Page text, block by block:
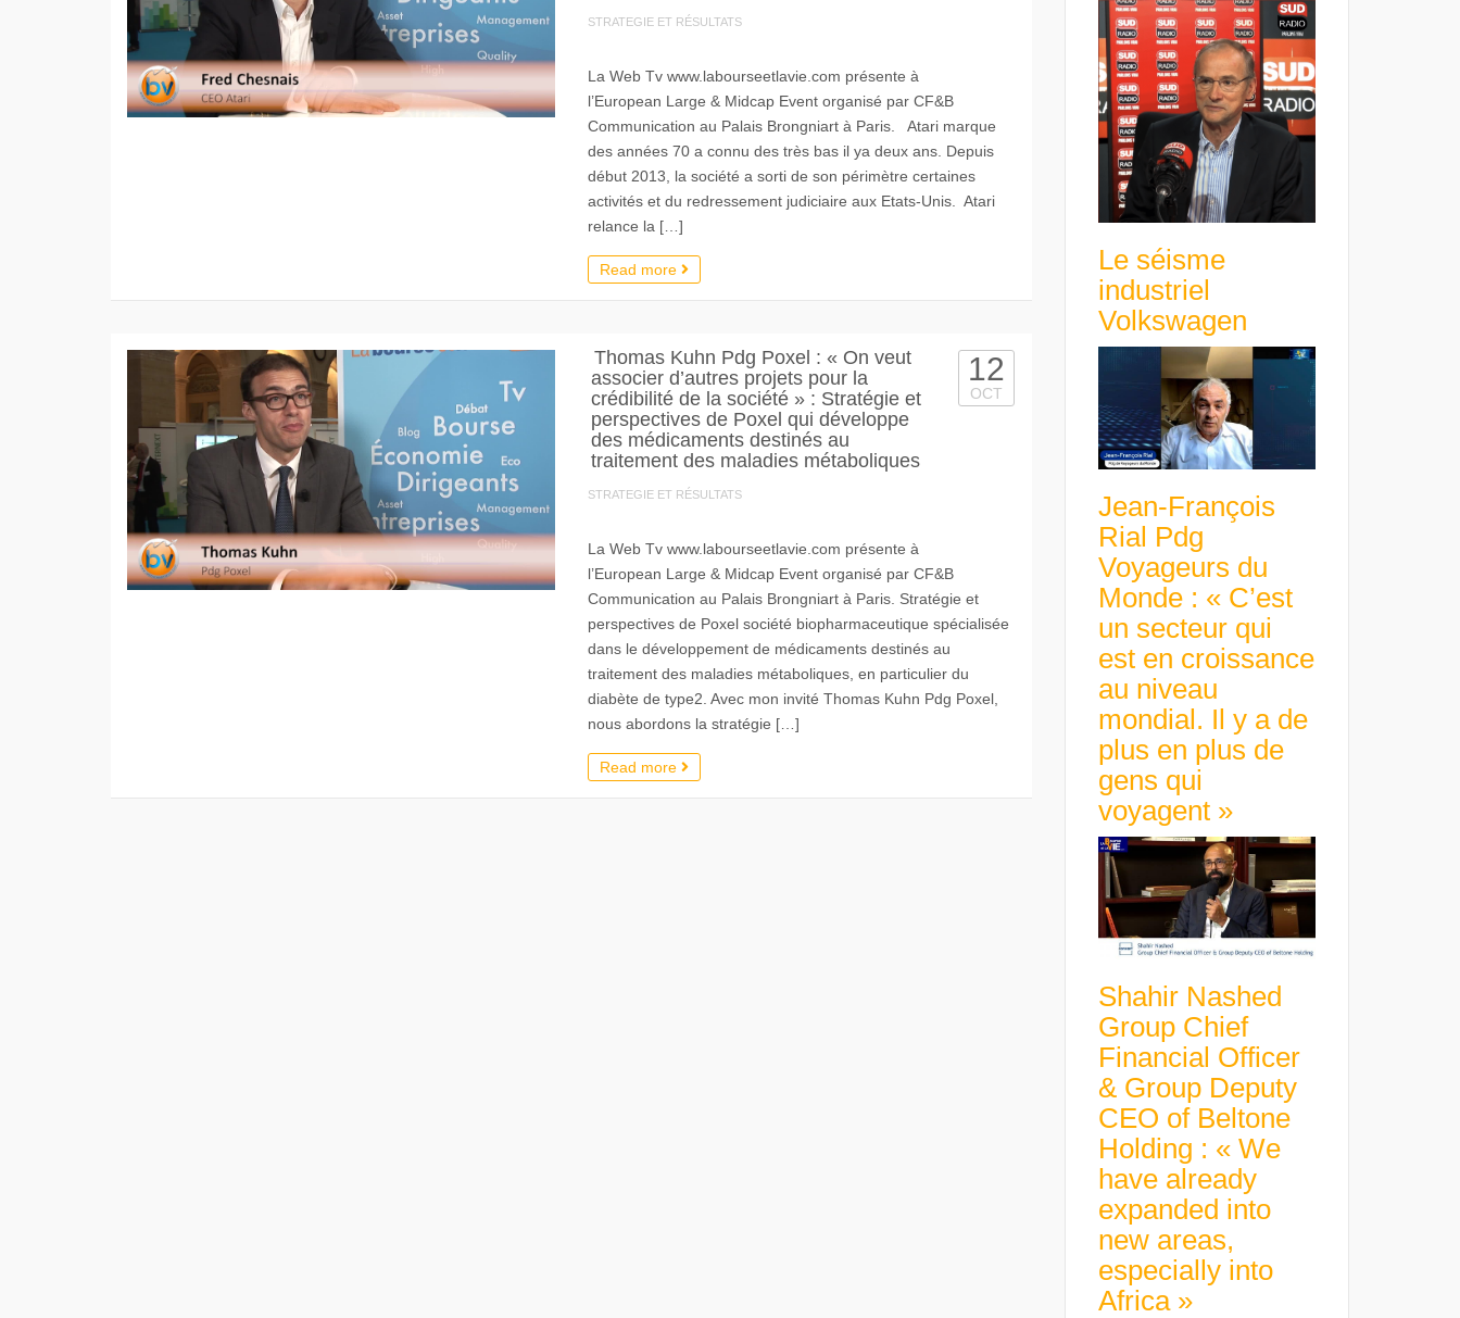
STRATEGIE ET RÉSULTATS
La Web Tv www.labourseetlavie.com présente à
l’European Large & Midcap Event organisé par CF&B
Communication au Palais Brongniart à Paris. Atari marque
des années 70 a connu des très bas il ya deux ans. Depuis
début 2013, la société a sorti de son périmètre certaines
activités et du redressement judiciaire aux Etats-Unis. Atari
relance la […]
Read more
Thomas Kuhn Pdg Poxel : « On veut
associer d’autres projets pour la
crédibilité de la société » : Stratégie et
perspectives de Poxel qui développe
des médicaments destinés au
traitement des maladies métaboliques
STRATEGIE ET RÉSULTATS
12
OCT
La Web Tv www.labourseetlavie.com présente à
l’European Large & Midcap Event organisé par CF&B
Communication au Palais Brongniart à Paris. Stratégie et
perspectives de Poxel société biopharmaceutique spécialisée
dans le développement de médicaments destinés au
traitement des maladies métaboliques, en particulier du
diabète de type2. Avec mon invité Thomas Kuhn Pdg Poxel,
nous abordons la stratégie […]
Read more
Le séisme
industriel
Volkswagen
Jean-François
Rial Pdg
Voyageurs du
Monde : « C’est
un secteur qui
est en croissance
au niveau
mondial. Il y a de
plus en plus de
gens qui
voyagent »
Shahir Nashed
Group Chief
Financial Officer
& Group Deputy
CEO of Beltone
Holding : « We
have already
expanded into
new areas,
especially into
Africa »